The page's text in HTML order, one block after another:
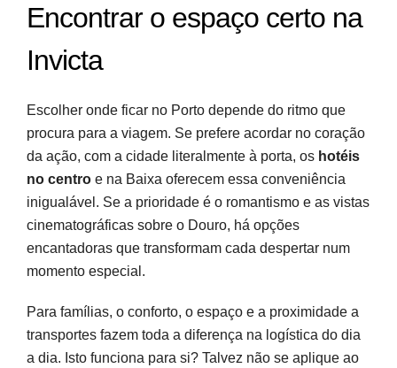
Encontrar o espaço certo na
Invicta
Escolher onde ficar no Porto depende do ritmo que
procura para a viagem. Se prefere acordar no coração
da ação, com a cidade literalmente à porta, os hotéis
no centro e na Baixa oferecem essa conveniência
inigualável. Se a prioridade é o romantismo e as vistas
cinematográficas sobre o Douro, há opções
encantadoras que transformam cada despertar num
momento especial.
Para famílias, o conforto, o espaço e a proximidade a
transportes fazem toda a diferença na logística do dia
a dia. Isto funciona para si? Talvez não se aplique ao